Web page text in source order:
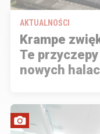
AKTUALNOŚCI
Krampe
Te
nowych